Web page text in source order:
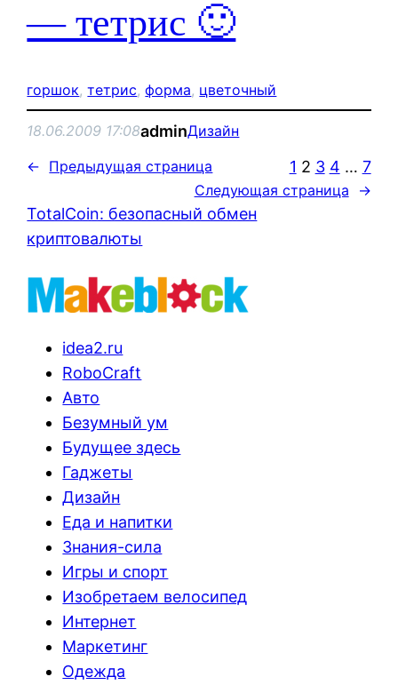
— тетрис 🙂
горшок, тетрис, форма, цветочный
18.06.2009 17:08adminДизайн
← Предыдущая страница 1 2 3 4 … 7
Следующая страница →
TotalCoin: безопасный обмен
криптовалюты
idea2.ru
RoboCraft
Авто
Безумный ум
Будущее здесь
Гаджеты
Дизайн
Еда и напитки
Знания-сила
Игры и спорт
Изобретаем велосипед
Интернет
Маркетинг
Одежда